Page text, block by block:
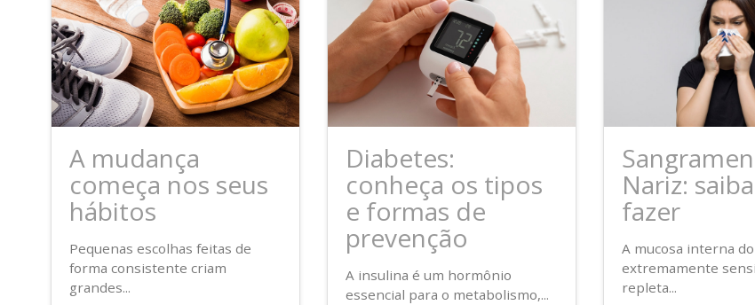
A mudança
começa nos seus
hábitos
Pequenas escolhas feitas de
forma consistente criam
grandes...
Diabetes:
conheça os tipos
e formas de
prevenção
A insulina é um hormônio
essencial para o metabolismo,...
Nariz:
fazer
A mucosa interna
extremamente
repleta...